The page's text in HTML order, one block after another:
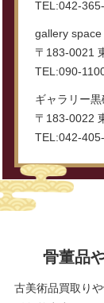
TEL:042-
gallery space
〒183-0021
TEL:090-
ギャラリー
〒183-0022
TEL:042-
骨董品
古美術品買取り